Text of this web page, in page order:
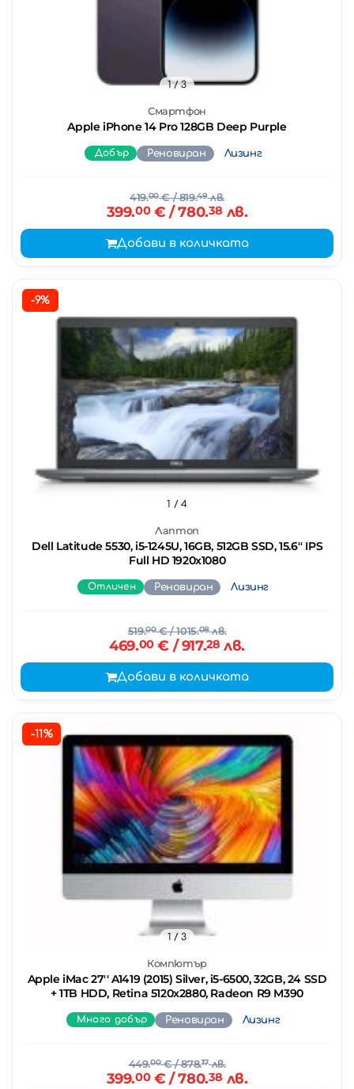
Смартфон
Apple iPhone 14 Pro 128GB Deep Purple
1/ 3
Добър Реновиран Лизинг
419.00€/ 819.49лв.
399.00€ / 780.38 лв.
Добави в количката
-9%
Лаптоп
Dell Latitude 5530, i5-1245U, 16GB, 512GB SSD, 15.6'' IPS
Full HD 1920x1080
1 / 4
Отличен Реновиран Лизинг
519.00€/ 1015.08лв.
469.00€ / 917.28 лв.
Добави в количката
-11%
Компютър
Apple iMac 27'' A1419 (2015) Silver, i5-6500, 32GB, 24 SSD
+ 1TB HDD, Retina 5120x2880, Radeon R9 M390
1 / 3
Много добър Реновиран Лизинг
449.00€/ 878.17лв.
399.00€ / 780.38 лв.